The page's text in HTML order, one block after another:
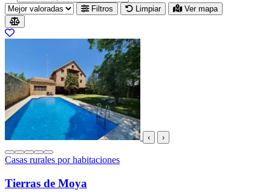
Filtros Limpiar Ver mapa
Resultados del listado
‹ ›
Casas rurales por habitaciones
Tierras de Moya